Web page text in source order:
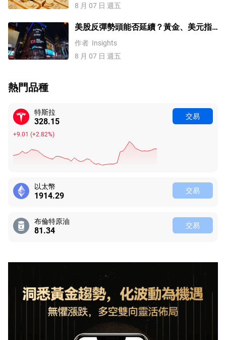
8 月 07 日 週五
美股反彈勢頭能否延續？黃金、美元指
數、費半指數、納指100技術分析
作者 Insights
8 月 07 日 週五
熱門品種
特斯拉
328.15
+9.01 (+2.82%)
交易
以太幣
1914.29 交易
布倫特原油
81.34 交易